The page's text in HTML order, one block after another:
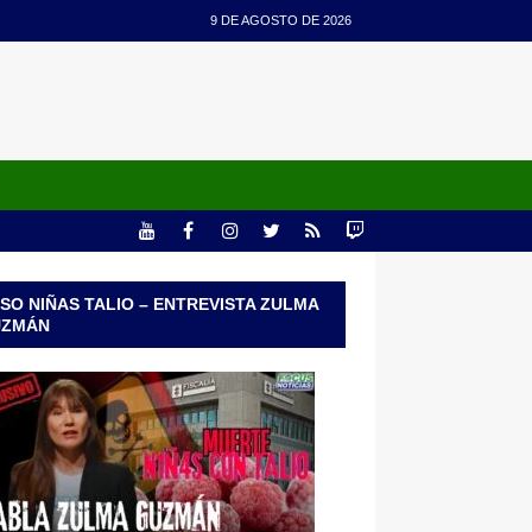
9 DE AGOSTO DE 2026
NIÑAS TALIO – ENTREVISTA ZULMA